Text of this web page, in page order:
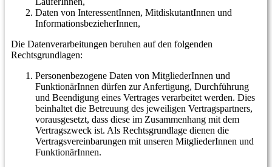
Daten von InteressentInnen, MitdiskutantInnen und
InformationsbezieherInnen,
Die Datenverarbeitungen beruhen auf den folgenden
Rechtsgrundlagen:
Personenbezogene Daten von MitgliederInnen und
FunktionärInnen dürfen zur Anfertigung, Durchführung
und Beendigung eines Vertrages verarbeitet werden. Dies
beinhaltet die Betreuung des jeweiligen Vertragspartners,
vorausgesetzt, dass diese im Zusammenhang mit dem
Vertragszweck ist. Als Rechtsgrundlage dienen die
Vertragsvereinbarungen mit unseren MitgliederInnen und
FunktionärInnen.